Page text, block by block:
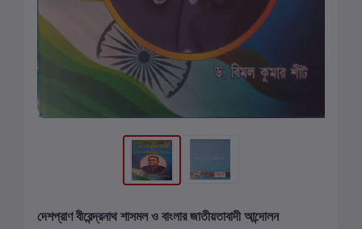
দেশপ্রাণ বীরেন্দ্রনাথ শাসমল ও বাংলার জাতীয়তাবাদী আন্দোলন